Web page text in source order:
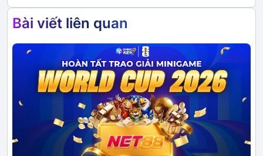
Bài viết liên quan